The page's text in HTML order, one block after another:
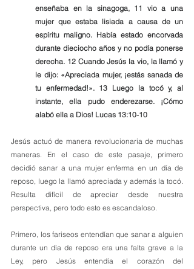
enseñaba en la sinagoga, 11 vio a una
mujer que estaba lisiada a causa de un
espíritu maligno. Había estado encorvada
durante dieciocho años y no podía ponerse
derecha. 12 Cuando Jesús la vio, la llamó y
le dijo: «Apreciada mujer, ¡estás sanada de
tu enfermedad!». 13 Luego la tocó y, al
instante, ella pudo enderezarse. ¡Cómo
alabó ella a Dios! Lucas 13:10-10
Jesús actuó de manera revolucionaria de muchas
maneras. En el caso de este pasaje, primero
decidió sanar a una mujer enferma en un día de
reposo, luego la llamó apreciada y además la tocó.
Resulta difícil de apreciar desde nuestra
perspectiva, pero todo esto es escandaloso.
Primero, los fariseos entendían que sanar a alguien
durante un día de reposo era una falta grave a la
Ley, pero Jesús entendía el corazón del